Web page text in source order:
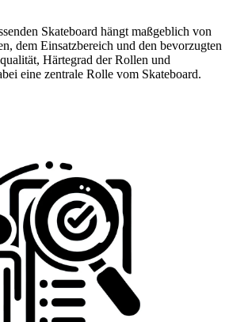
Skateboard hängt maßgeblich von
dem Einsatzbereich und den bevorzugten
Härtegrad der Rollen und
eine zentrale Rolle vom Skateboard.